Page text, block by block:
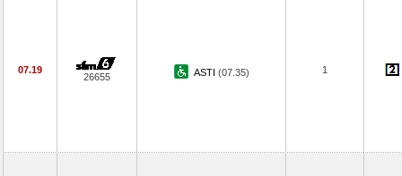
07.19
26655 ASTI (07.35) 1